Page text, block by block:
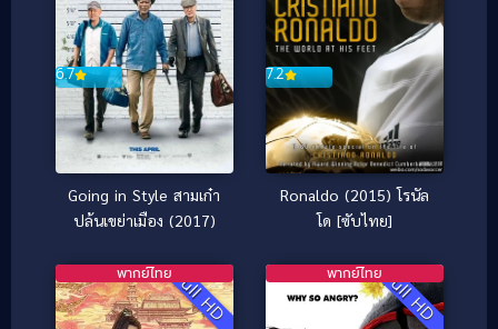
6.7
Going in Style สามเก๋า
ปล้นเขย่าเมือง (2017)
7.2
Ronaldo (2015) โรนัล
โด [ซับไทย]
Full HD
พากย์ไทย Full HD
พากย์ไทย